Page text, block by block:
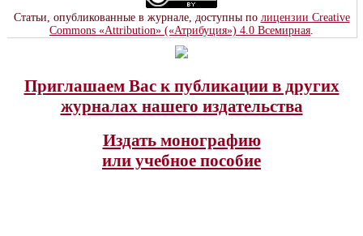
Статьи, опубликованные в журнале, доступны по лицензии Creative
Commons «Attribution» («Атрибуция») 4.0 Всемирная.
Приглашаем Вас к публикации в других
журналах нашего издательства
Издать монографию
или учебное пособие